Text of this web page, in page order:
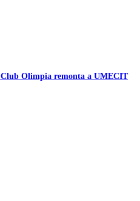
Olimpia remonta a UMECIT